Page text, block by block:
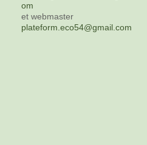
om
et webmaster
plateform.eco54@gmail.com